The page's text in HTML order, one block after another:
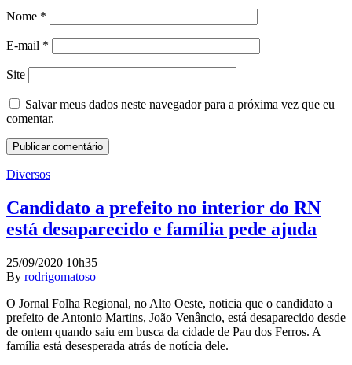
Nome *
E-mail *
Site
Salvar meus dados neste navegador para a próxima vez que eu
comentar.
Diversos
Candidato a prefeito no interior do RN
está desaparecido e família pede ajuda
25/09/2020 10h35
By rodrigomatoso
O Jornal Folha Regional, no Alto Oeste, noticia que o candidato a
prefeito de Antonio Martins, João Venâncio, está desaparecido desde
de ontem quando saiu em busca da cidade de Pau dos Ferros. A
família está desesperada atrás de notícia dele.